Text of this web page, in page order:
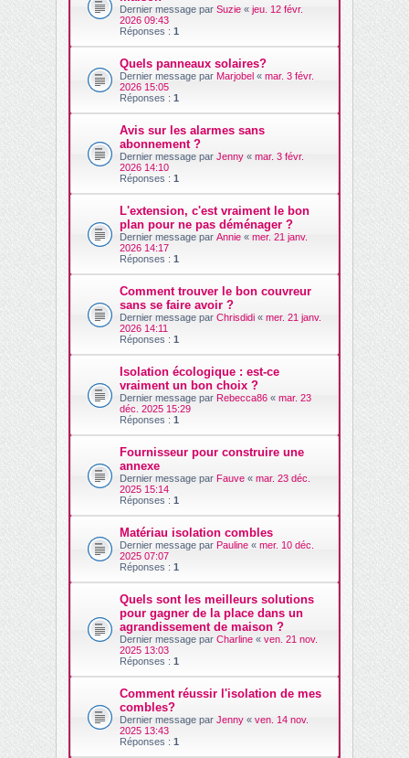
Dernier message par Suzie « jeu. 12 févr.
2026 09:43
Réponses : 1
Quels panneaux solaires?
Dernier message par Marjobel « mar. 3 févr.
2026 15:05
Réponses : 1
Avis sur les alarmes sans
abonnement ?
Dernier message par Jenny « mar. 3 févr.
2026 14:10
Réponses : 1
L'extension, c'est vraiment le bon
plan pour ne pas déménager ?
Dernier message par Annie « mer. 21 janv.
2026 14:17
Réponses : 1
Comment trouver le bon couvreur
sans se faire avoir ?
Dernier message par Chrisdidi « mer. 21 janv.
2026 14:11
Réponses : 1
Isolation écologique : est-ce
vraiment un bon choix ?
Dernier message par Rebecca86 « mar. 23
déc. 2025 15:29
Réponses : 1
Fournisseur pour construire une
annexe
Dernier message par Fauve « mar. 23 déc.
2025 15:14
Réponses : 1
Matériau isolation combles
Dernier message par Pauline « mer. 10 déc.
2025 07:07
Réponses : 1
Quels sont les meilleurs solutions
pour gagner de la place dans un
agrandissement de maison ?
Dernier message par Charline « ven. 21 nov.
2025 13:03
Réponses : 1
Comment réussir l'isolation de mes
combles?
Dernier message par Jenny « ven. 14 nov.
2025 13:43
Réponses : 1